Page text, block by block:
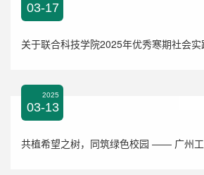
03-17
2025
03-13